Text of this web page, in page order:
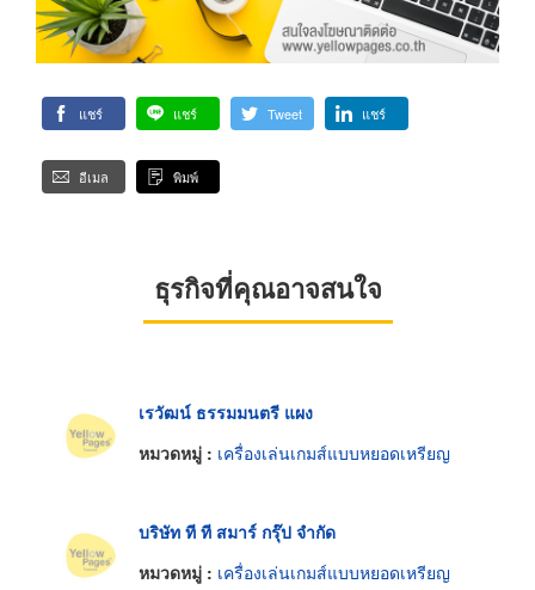
แชร์ แชร์ Tweet แชร์
อีเมล พิมพ์
ธุรกิจที่คุณอาจสนใจ
เรวัฒน์ ธรรมมนตรี แผง
หมวดหมู่ : เครื่องเล่นเกมส์แบบหยอดเหรียญ
บริษัท ที ที สมาร์ กรุ๊ป จำกัด
หมวดหมู่ : เครื่องเล่นเกมส์แบบหยอดเหรียญ